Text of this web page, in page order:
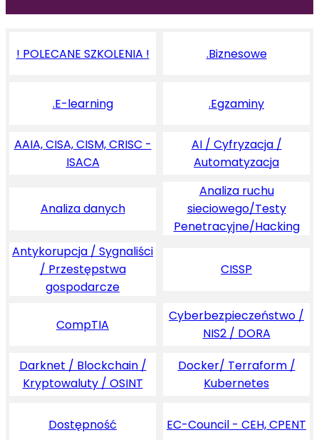
! POLECANE SZKOLENIA ! .Biznesowe
.E-learning .Egzaminy
AAIA, CISA, CISM, CRISC -
ISACA
AI / Cyfryzacja /
Automatyzacja
Analiza danych
Analiza ruchu
sieciowego/Testy
Penetracyjne/Hacking
Antykorupcja / Sygnaliści
/ Przestępstwa
gospodarcze
CISSP
CompTIA
Cyberbezpieczeństwo /
NIS2 / DORA
Darknet / Blockchain /
Kryptowaluty / OSINT
Docker/ Terraform /
Kubernetes
Dostępność EC-Council - CEH, CPENT